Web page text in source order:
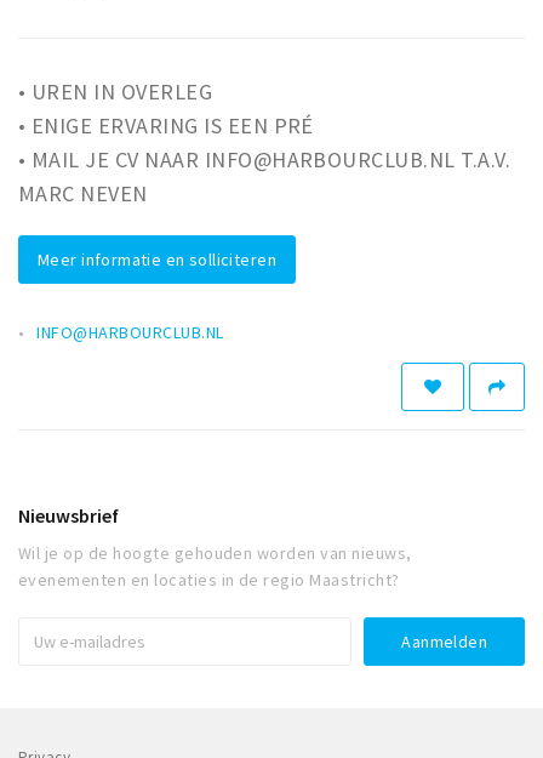
Andere City Apps
Inloggen
• UREN IN OVERLEG
• ENIGE ERVARING IS EEN PRÉ
• MAIL JE CV NAAR INFO@HARBOURCLUB.NL T.A.V.
MARC NEVEN
Meer informatie en solliciteren
INFO@HARBOURCLUB.NL
Nieuwsbrief
Wil je op de hoogte gehouden worden van nieuws,
evenementen en locaties in de regio Maastricht?